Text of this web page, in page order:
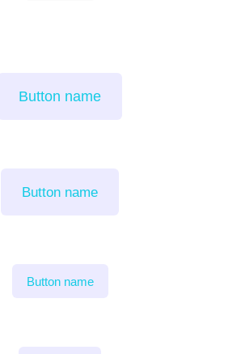
Button name
Button name
Button name